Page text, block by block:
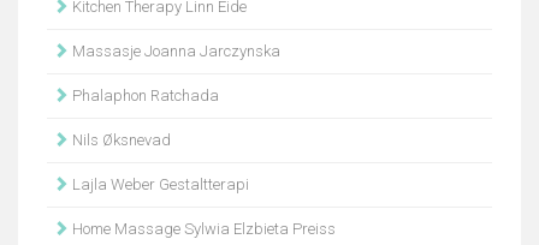
Kitchen Therapy Linn Eide
Massasje Joanna Jarczynska
Phalaphon Ratchada
Nils Øksnevad
Lajla Weber Gestaltterapi
Home Massage Sylwia Elzbieta Preiss